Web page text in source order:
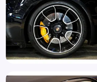
Audio installatie premium
Automatisch dimmende
Automatische
Aux aansluiting
AWD All Wheel Drive